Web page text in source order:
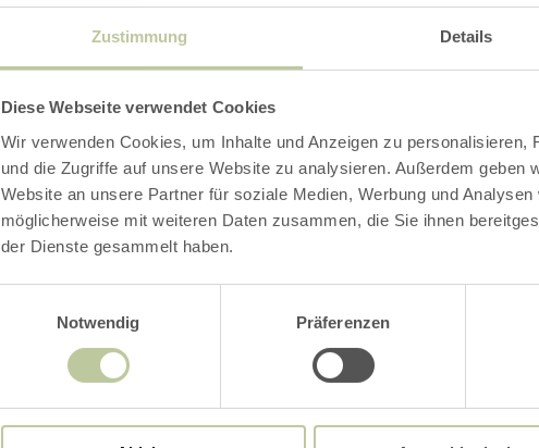
Zustimmung Details
Diese Webseite verwendet Cookies
Wir verwenden Cookies, um Inhalte und Anzeigen zu
und die Zugriffe auf unsere Website zu analysieren. Außerdem geben
Website an unsere Partner für soziale Medien, Werbung und
möglicherweise mit weiteren Daten zusammen, die Sie ihnen
der Dienste gesammelt haben.
Notwendig
Präferenzen
Plus
Heures d'ouverture